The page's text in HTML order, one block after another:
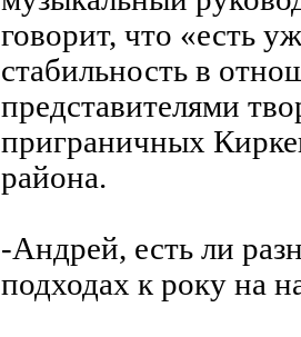
говорит, что «есть
стабильность в
представителями
приграничных
района.
-Андрей, есть ли
подходах к року на